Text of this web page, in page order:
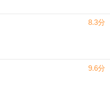
8.3分
9.6分